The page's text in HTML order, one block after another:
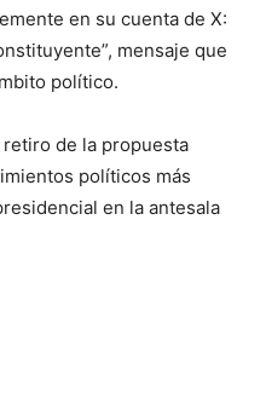
en su cuenta de X:
mensaje que
político.
de la propuesta
políticos más
en la antesala